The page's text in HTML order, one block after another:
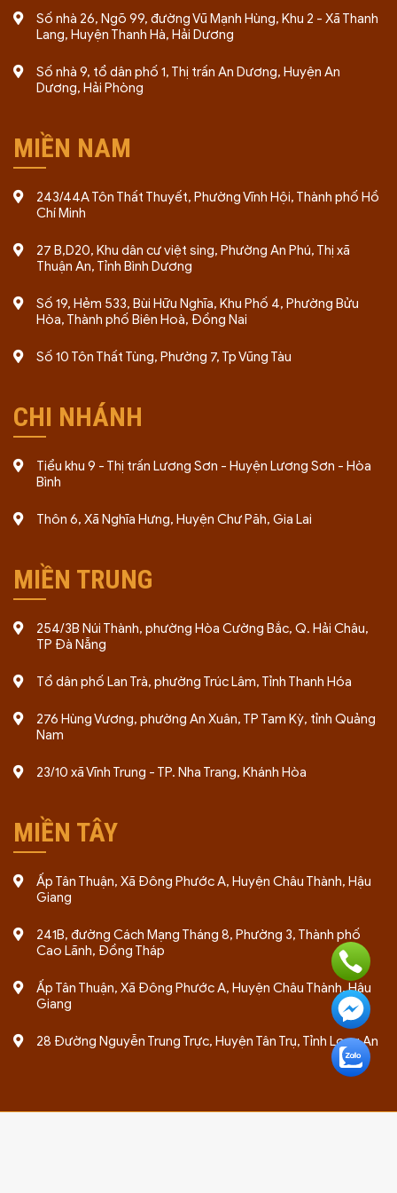
Thấu hiểu quy định pháp luật hiện hành và yêu cầu
thực tiễn của cơ quan nhà nước.
Kinh nghiệm triển khai đa lĩnh vực: thương mại, sản
xuất, y tế, F&B, xây dựng, đầu tư nước ngoài.
hợp đồng – soạn & nộp hồ sơ – bàn giao kết quả.
đổi đăng ký kinh doanh, tư vấn pháp lý thường
xuyên.
Giá trị cam kết
Nhanh & đúng hạn: theo dõi hồ sơ sát sao, chủ
động cập nhật tiến độ.
bị yêu cầu bổ sung.
công việc, không phát sinh bất ngờ.
nhận kết quả và giai đoạn vận hành.
Bảo mật tuyệt đối:
sử dụng cho mục đích xử lý hồ sơ.
Số nhà 26, Ngõ 99, đường Vũ Mạnh Hùng, Khu 2 - Xã Thanh
Lang, Huyện Thanh Hà, Hải Dương
Số nhà 9, tổ dân phố 1, Thị trấn An Dương, Huyện An
Dương, Hải Phòng
MIỀN NAM
243/44A Tôn Thất Thuyết, Phường Vĩnh Hội, Thành phố Hồ
Chí Minh
27 B,D20, Khu dân cư việt sing, Phường An Phú, Thị xã
Thuận An, Tỉnh Bình Dương
Số 19, Hẻm 533, Bùi Hữu Nghĩa, Khu Phố 4, Phường Bửu
Hòa, Thành phố Biên Hoà, Đồng Nai
Số 10 Tôn Thất Tùng, Phường 7, Tp Vũng Tàu
CHI NHÁNH
Tiểu khu 9 - Thị trấn Lương Sơn - Huyện Lương Sơn - Hòa
Bình
Thôn 6, Xã Nghĩa Hưng, Huyện Chư Păh, Gia Lai
MIỀN TRUNG
254/3B Núi Thành, phường Hòa Cường Bắc, Q. Hải Châu,
TP Đà Nẵng
Tổ dân phố Lan Trà, phường Trúc Lâm, Tỉnh Thanh Hóa
276 Hùng Vương, phường An Xuân, TP Tam Kỳ, tỉnh Quảng
Nam
23/10 xã Vĩnh Trung - TP. Nha Trang, Khánh Hòa
MIỀN TÂY
Ấp Tân Thuận, Xã Đông Phước A, Huyện Châu Thành, Hậu
Giang
241B, đường Cách Mạng Tháng 8, Phường 3, Thành phố
Cao Lãnh, Đồng Tháp
Ấp Tân Thuận, Xã Đông Phước A, Huyện Châu Thành, Hậu
Giang
28 Đường Nguyễn Trung Trực, Huyện Tân Trụ, Tỉnh Long An